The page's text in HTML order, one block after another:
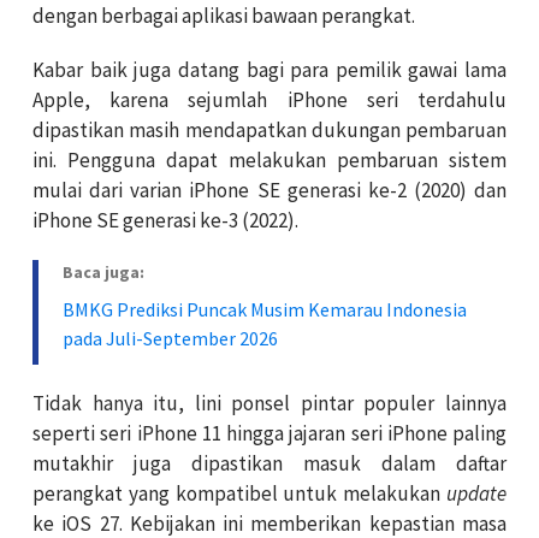
dengan berbagai aplikasi bawaan perangkat.
Kabar baik juga datang bagi para pemilik gawai lama
Apple, karena sejumlah iPhone seri terdahulu
dipastikan masih mendapatkan dukungan pembaruan
ini. Pengguna dapat melakukan pembaruan sistem
mulai dari varian iPhone SE generasi ke-2 (2020) dan
iPhone SE generasi ke-3 (2022).
Baca juga:
BMKG Prediksi Puncak Musim Kemarau Indonesia
pada Juli-September 2026
Tidak hanya itu, lini ponsel pintar populer lainnya
seperti seri iPhone 11 hingga jajaran seri iPhone paling
mutakhir juga dipastikan masuk dalam daftar
perangkat yang kompatibel untuk melakukan update
ke iOS 27. Kebijakan ini memberikan kepastian masa